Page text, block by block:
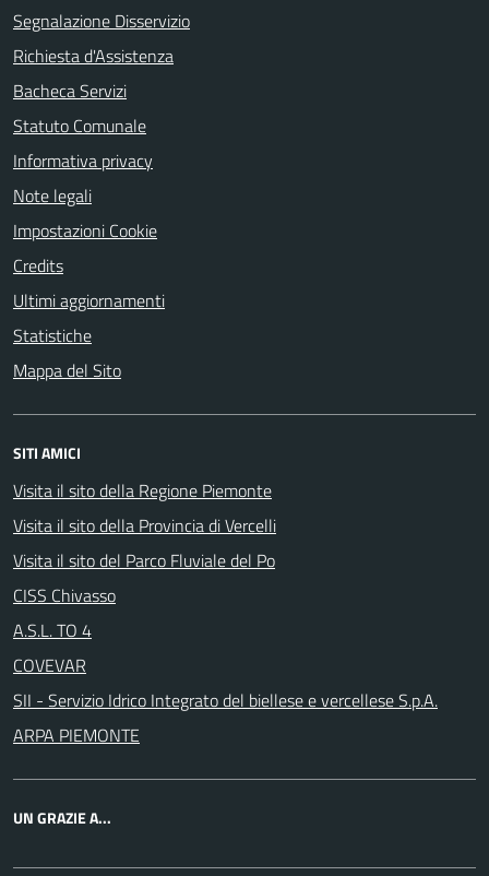
Segnalazione Disservizio
Richiesta d'Assistenza
Bacheca Servizi
Statuto Comunale
Informativa privacy
Note legali
Impostazioni Cookie
Credits
Ultimi aggiornamenti
Statistiche
Mappa del Sito
SITI AMICI
Visita il sito della Regione Piemonte
Visita il sito della Provincia di Vercelli
Visita il sito del Parco Fluviale del Po
CISS Chivasso
A.S.L. TO 4
COVEVAR
SII - Servizio Idrico Integrato del biellese e vercellese S.p.A.
ARPA PIEMONTE
UN GRAZIE A...